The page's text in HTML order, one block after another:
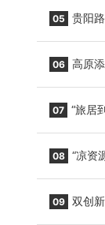
05 贵阳
06 高原
07 “旅居
08 “凉资
09 双创